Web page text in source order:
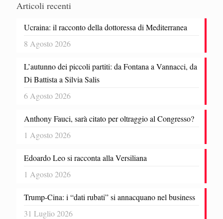
Articoli recenti
Ucraina: il racconto della dottoressa di Mediterranea
8 Agosto 2026
L’autunno dei piccoli partiti: da Fontana a Vannacci, da
Di Battista a Silvia Salis
6 Agosto 2026
Anthony Fauci, sarà citato per oltraggio al Congresso?
1 Agosto 2026
Edoardo Leo si racconta alla Versiliana
1 Agosto 2026
Trump-Cina: i “dati rubati” si annacquano nel business
31 Luglio 2026